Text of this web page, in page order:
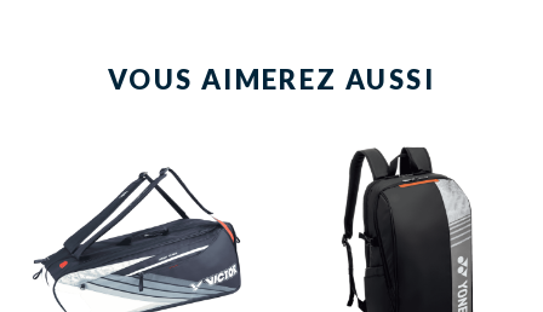
VOUS AIMEREZ AUSSI